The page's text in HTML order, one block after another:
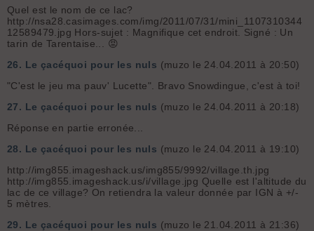
Quel est le nom de ce lac?
http://nsa28.casimages.com/img/2011/07/31/mini_1107310344
12589479.jpg Hors-sujet : Magnifique cet endroit. Signé : Un
tarin de Tarentaise... 😡
26. Le çacéquoi pour les nuls (muzo le 24.04.2011 à 20:50)
"C'est le jeu ma pauv' Lucette". Bravo Snowdingue, c'est à toi!
27. Le çacéquoi pour les nuls (muzo le 24.04.2011 à 20:18)
Réponse en partie erronée...
28. Le çacéquoi pour les nuls (muzo le 24.04.2011 à 19:10)
http://img855.imageshack.us/img855/9992/village.th.jpg
http://img855.imageshack.us/i/village.jpg Quelle est l'altitude du
lac de ce village? On retiendra la valeur donnée par IGN à +/-
5 mètres.
29. Le çacéquoi pour les nuls (muzo le 21.04.2011 à 21:36)